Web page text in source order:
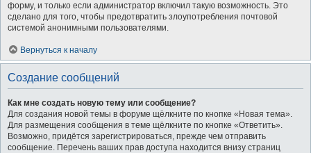
форму, и только если администратор включил такую возможность. Это
сделано для того, чтобы предотвратить злоупотребления почтовой
системой анонимными пользователями.
Вернуться к началу
Создание сообщений
Как мне создать новую тему или сообщение?
Для создания новой темы в форуме щёлкните по кнопке «Новая тема».
Для размещения сообщения в теме щёлкните по кнопке «Ответить».
Возможно, придётся зарегистрироваться, прежде чем отправить
сообщение. Перечень ваших прав доступа находится внизу страниц